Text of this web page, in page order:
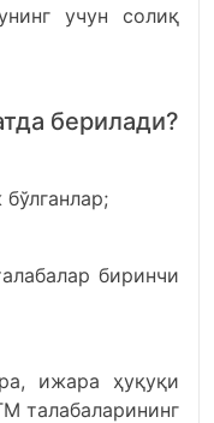
учун солиқ
берилади?
биринчи
ижара ҳуқуқи
талабаларининг